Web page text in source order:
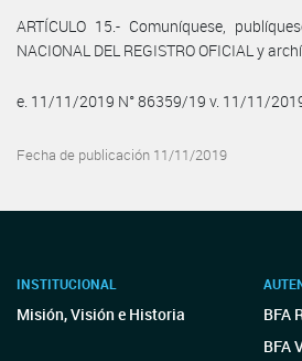
ARTÍCULO 15.- Comuníquese,
NACIONAL DEL REGISTRO OFICIAL y
e. 11/11/2019 N° 86359/19 v. 11/11/
Fecha de publicación 11/11/2019
INSTITUCIONAL
Misión, Visión e Historia
BFA
BFA